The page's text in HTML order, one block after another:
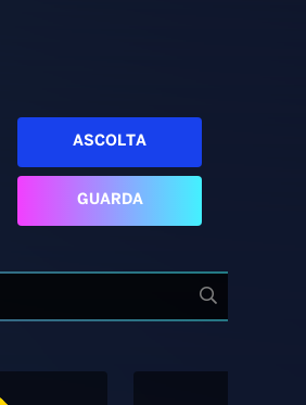
ASCOLTA
GUARDA